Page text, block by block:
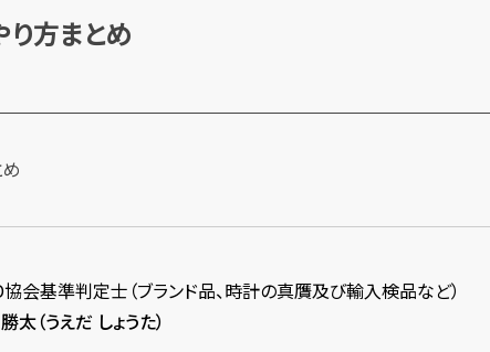
方まとめ
協会基準判定士（ブランド品、時計の真贋及び輸入検品など）
太（うえだ しょうた）